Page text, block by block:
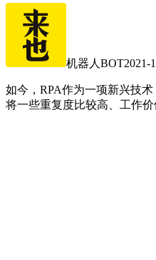
机器人BOT2021-
如今，RPA作为一项新兴技
将一些重复度比较高、工作价